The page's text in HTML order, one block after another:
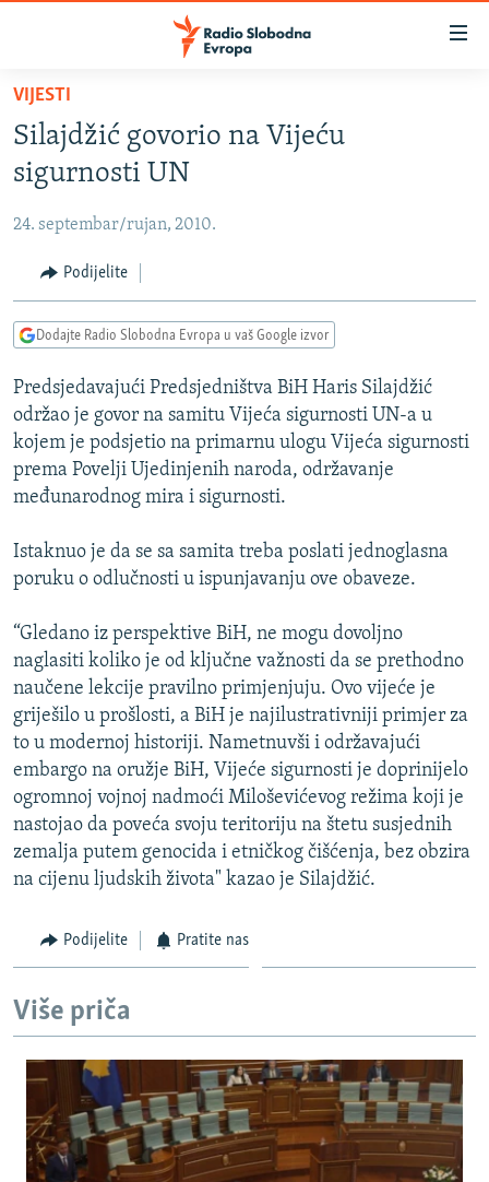
Pređite
glavni
sadržaj
Pređite
na
navigaciju
Pređite
na
VIJESTI
BOSNA I HERCEGOVINA
SRBIJA
KOSOVO
CRNA GORA
VIDEO
FOTOGALERIJE
INFOGRAFIKE
PODCASTI
RAT U UKRAJINI
KINA NA BALKANU
RSE PRIČE IZ SVIJETA
ISPRIČAJ MI
DNEVNO@RSE
SPECIJALI RSE
VIŠE OD NASLOVA
GENOCID U SREBRENICI
POPLAVE I KLIZIŠTA U BIH 2024.
TV LIBERTY
POST SCRIPTUM
MOJA EVROPA
TRI DECENIJE OD RATA U BIH
NASTANAK I RASPAD JUGOSLAVIJE
PRATITE NAS
Sve RFE/RL stranice
VIJESTI
Silajdžić govorio na Vijeću
sigurnosti UN
24. septembar/rujan, 2010.
Podijelite
Dodajte Radio Slobodna Evropa u vaš Google izvor
Predsjedavajući Predsjedništva BiH Haris Silajdžić
održao je govor na samitu Vijeća sigurnosti UN-a u
kojem je podsjetio na primarnu ulogu Vijeća sigurnosti
prema Povelji Ujedinjenih naroda, održavanje
međunarodnog mira i sigurnosti.
Istaknuo je da se sa samita treba poslati jednoglasna
poruku o odlučnosti u ispunjavanju ove obaveze.
“Gledano iz perspektive BiH, ne mogu dovoljno
naglasiti koliko je od ključne važnosti da se prethodno
naučene lekcije pravilno primjenjuju. Ovo vijeće je
griješilo u prošlosti, a BiH je najilustrativniji primjer za
to u modernoj historiji. Nametnuvši i održavajući
embargo na oružje BiH, Vijeće sigurnosti je doprinijelo
ogromnoj vojnoj nadmoći Miloševićevog režima koji je
nastojao da poveća svoju teritoriju na štetu susjednih
zemalja putem genocida i etničkog čišćenja, bez obzira
na cijenu ljudskih života" kazao je Silajdžić.
Podijelite Pratite nas
Više priča